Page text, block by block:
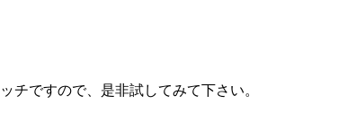
チですので、是非試してみて下さい。